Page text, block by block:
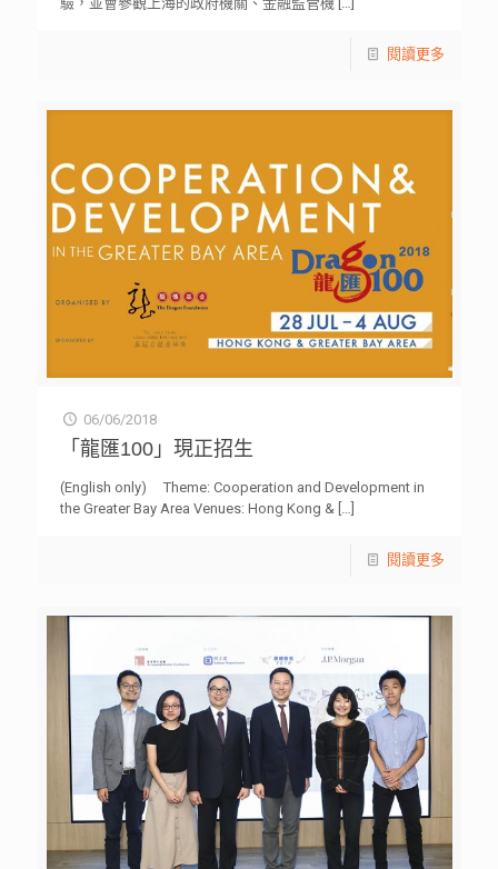
閱讀更多
06/06/2018
「龍匯100」現正招生
(English only) Theme: Cooperation and Development in
the Greater Bay Area Venues: Hong Kong &[…]
閱讀更多